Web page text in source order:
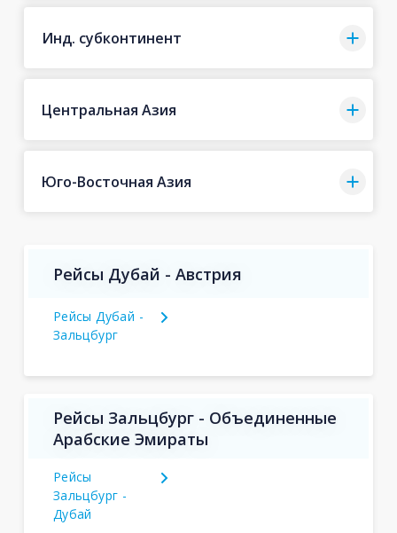
Инд. субконтинент
Центральная Азия
Юго-Восточная Азия
Рейсы Дубай - Австрия
Рейсы Дубай -
Зальцбург
Рейсы Зальцбург - Объединенные
Арабские Эмираты
Рейсы
Зальцбург -
Дубай